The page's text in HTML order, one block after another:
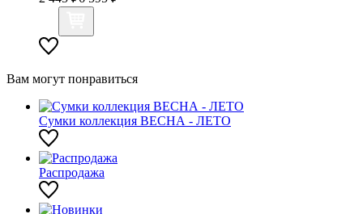
Вам могут понравиться
Сумки коллекция ВЕСНА - ЛЕТО
Распродажа